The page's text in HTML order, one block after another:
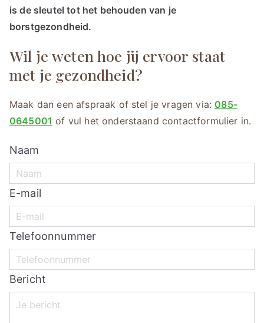
is de sleutel tot het behouden van je
borstgezondheid.
Wil je weten hoe jij ervoor staat
met je gezondheid?
Maak dan een afspraak of stel je vragen via: 085-
0645001 of vul het onderstaand contactformulier in.
Naam
E-mail
Telefoonnummer
Bericht